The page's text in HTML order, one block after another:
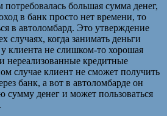
большая сумма денег,
в банк просто нет времени, то
в автоломбард. Это утверждение
случаях, когда занимать деньги
клиента не слишком-то хорошая
нереализованные кредитные
случае клиент не сможет получить
банк, а вот в автоломбарде он
денег и может пользоваться